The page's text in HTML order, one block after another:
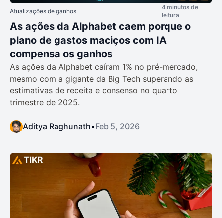
Atualizações de ganhos
4 minutos de
leitura
As ações da Alphabet caem porque o
plano de gastos maciços com IA
compensa os ganhos
As ações da Alphabet caíram 1% no pré-mercado,
mesmo com a gigante da Big Tech superando as
estimativas de receita e consenso no quarto
trimestre de 2025.
Aditya Raghunath•Feb 5, 2026